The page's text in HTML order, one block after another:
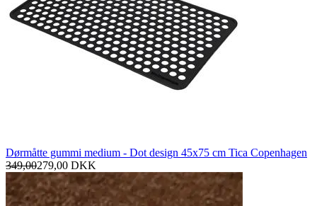
Dørmåtte gummi medium - Dot design 45x75 cm Tica Copenhagen
349,00279,00 DKK